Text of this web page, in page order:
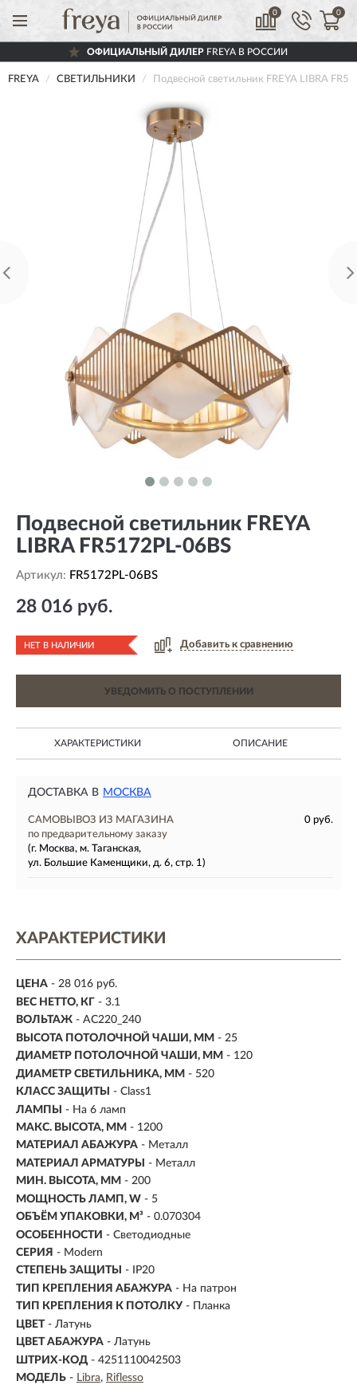
0 0
ОФИЦИАЛЬНЫЙ ДИЛЕРFREYA В РОССИИ
FREYA СВЕТИЛЬНИКИ Подвесной светильник FREYA LIBRA
Подвесной светильник FREYA
LIBRA FR5172PL-06BS
Артикул: FR5172PL-06BS
28 016 руб.
НЕТ В НАЛИЧИИ Добавить к сравнению
УВЕДОМИТЬ О ПОСТУПЛЕНИИ
ХАРАКТЕРИСТИКИ ОПИСАНИЕ
ДОСТАВКА В МОСКВА
САМОВЫВОЗ ИЗ МАГАЗИНА
0 руб.
по предварительному заказу
(г. Москва, м. Таганская,
ул. Большие Каменщики, д. 6, стр. 1)
ХАРАКТЕРИСТИКИ
ЦЕНА - 28 016 руб.
ВЕС НЕТТО, КГ - 3.1
ВОЛЬТАЖ - AC220_240
ВЫСОТА ПОТОЛОЧНОЙ ЧАШИ, ММ - 25
ДИАМЕТР ПОТОЛОЧНОЙ ЧАШИ, ММ - 120
ДИАМЕТР СВЕТИЛЬНИКА, ММ - 520
КЛАСС ЗАЩИТЫ
- Class1
ЛАМПЫ
- На 6 ламп
МАКС. ВЫСОТА, ММ - 1200
МАТЕРИАЛ АБАЖУРА - Металл
МАТЕРИАЛ АРМАТУРЫ
- Металл
МИН. ВЫСОТА, ММ - 200
МОЩНОСТЬ ЛАМП, W - 5
ОБЪЁМ УПАКОВКИ, М³ - 0.070304
ОСОБЕННОСТИ - Светодиодные
СЕРИЯ - Modern
СТЕПЕНЬ ЗАЩИТЫ
- IP20
ТИП КРЕПЛЕНИЯ АБАЖУРА - На патрон
ТИП КРЕПЛЕНИЯ К ПОТОЛКУ - Планка
ЦВЕТ - Латунь
ЦВЕТ АБАЖУРА - Латунь
ШТРИХ-КОД - 4251110042503
МОДЕЛЬ - Libra
Riflesso